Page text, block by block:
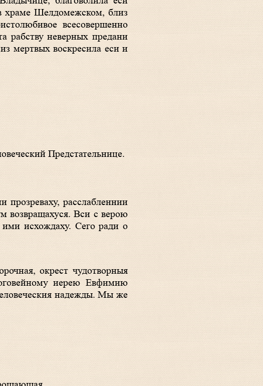
храме Шелдомежском, близ
всесовершенно
рабству неверных предани
мертвых воскресила еси и
Предстательнице.
возвращахуся. Вси с верою
исхождаху. Сего ради о
иерею Евфимию
надежды. Мы же